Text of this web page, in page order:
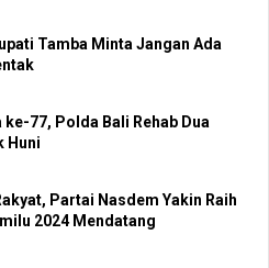
Tamba Minta Jangan Ada
77, Polda Bali Rehab Dua
Huni
Partai Nasdem Yakin Raih
2024 Mendatang